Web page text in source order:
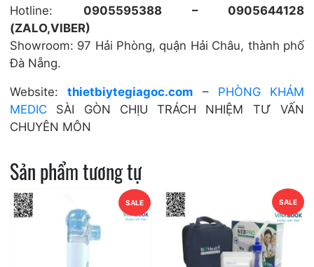
Hotline: 0905595388 – 0905644128
(ZALO,VIBER)
Showroom: 97 Hải Phòng, quận Hải Châu, thành phố
Đà Nẵng.
Website:thietbiytegiagoc.com – PHÒNG KHÁM
MEDICSÀI GÒN CHỊU TRÁCH NHIỆM TƯ VẤN
CHUYÊN MÔN
Sản phẩm tương tự
SALE SALE